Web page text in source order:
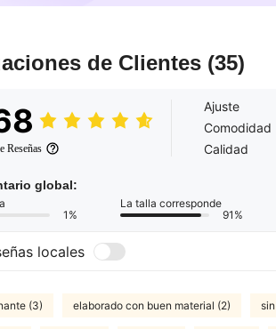
de Clientes (35)
Reseñas
Ajuste
Comodidad
Calidad
global:
1%
La talla corresponde
91%
locales
(3) elaborado con buen material (2)